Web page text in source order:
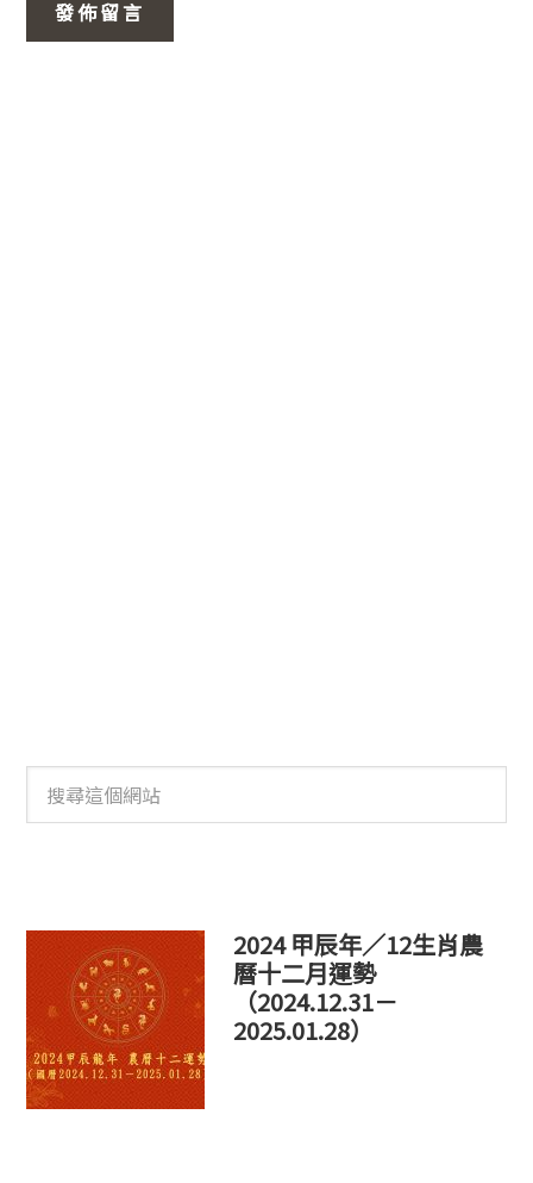
這
2024 甲辰年／12生肖農
曆十二月運勢
（2024.12.31－
2025.01.28）